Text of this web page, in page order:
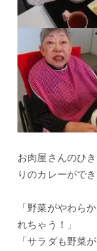
お肉屋さんのひ
りのカレーがで
「野菜がやわら
れちゃう！」
「サラダも野菜